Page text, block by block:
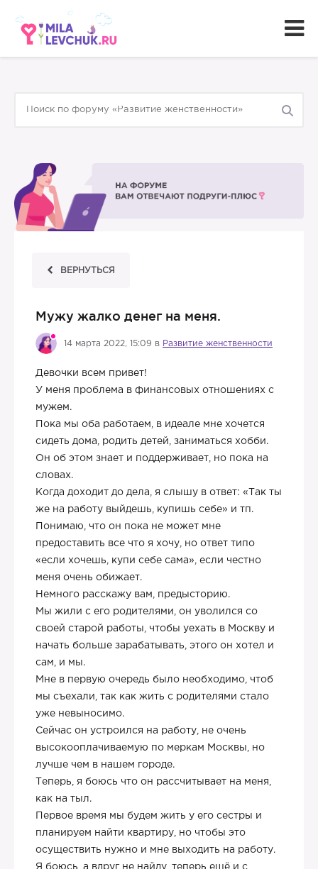
ВЕРНУТЬСЯ
Мужу жалко денег на меня.
14 марта 2022, 15:09 в Развитие женственности
Девочки всем привет!
У меня проблема в финансовых отношениях с
мужем.
Пока мы оба работаем, в идеале мне хочется
сидеть дома, родить детей, заниматься хобби.
Он об этом знает и поддерживает, но пока на
словах.
Когда доходит до дела, я слышу в ответ: «Так ты
же на работу выйдешь, купишь себе» и тп.
Понимаю, что он пока не может мне
предоставить все что я хочу, но ответ типо
«если хочешь, купи себе сама», если честно
меня очень обижает.
Немного расскажу вам, предысторию.
Мы жили с его родителями, он уволился со
своей старой работы, чтобы уехать в Москву и
начать больше зарабатывать, этого он хотел и
сам, и мы.
Мне в первую очередь было необходимо, чтоб
мы съехали, так как жить с родителями стало
уже невыносимо.
Сейчас он устроился на работу, не очень
высокооплачиваемую по меркам Москвы, но
лучше чем в нашем городе.
Теперь, я боюсь что он рассчитывает на меня,
как на тыл.
Первое время мы будем жить у его сестры и
планируем найти квартиру, но чтобы это
осуществить нужно и мне выходить на работу.
Я боюсь, а вдруг не найду, теперь ещё и с